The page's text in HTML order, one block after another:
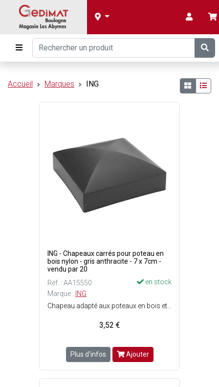
Accueil Marques ING
ING - Chapeaux carrés pour poteau en
bois nylon - gris anthracite - 7 x 7cm -
vendu par 20
Réf. : AA15550
en stock
Marque : ING
3,52 €
Plus d'infos Ajouter